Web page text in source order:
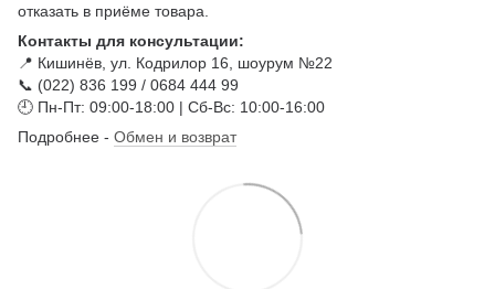
отказать в приёме товара.
Контакты для консультации:
📍 Кишинёв, ул. Кодрилор 16, шоурум №22
📞 (022) 836 199 / 0684 444 99
🕘 Пн-Пт: 09:00-18:00 | Сб-Вс: 10:00-16:00
Подробнее - Обмен и возврат